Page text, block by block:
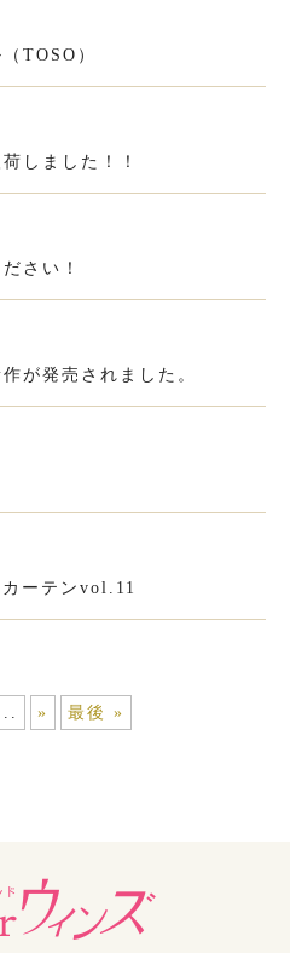
TOSO）
しました！！
さい！
が発売されました。
ーテンvol.11
» 最後 »